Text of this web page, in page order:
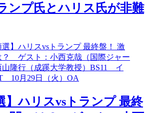
ンプ氏とハリス氏が非難
】ハリスvsトランプ 最終